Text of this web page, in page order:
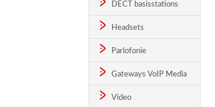
DECT basisstations
Headsets
Parlofonie
Gateways VoIP Media
Video